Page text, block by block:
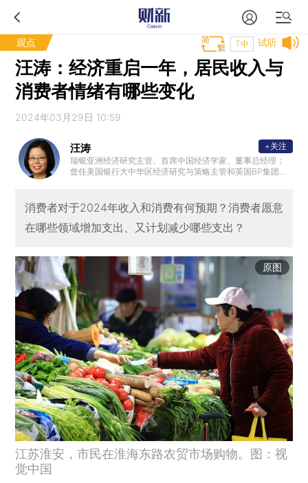
观点 试听
T中
汪涛：经济重启一年，居民收入与
消费者情绪有哪些变化
2024年03月29日 10:59
汪涛
瑞银亚洲经济研究主管、首席中国经济学家、董事总经理；
曾任美国银行大中华区经济研究与策略主管和英国BP集团首
位。
+关注
消费者对于2024年收入和消费有何预期？消费者愿意
在哪些领域增加支出、又计划减少哪些支出？
原图
江苏淮安，市民在淮海东路农贸市场购物。图：视
觉中国